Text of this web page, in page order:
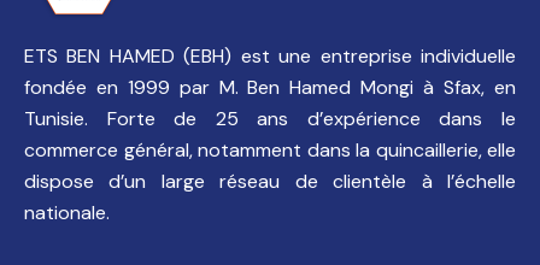
ETS BEN HAMED (EBH) est une entreprise individuelle
fondée en 1999 par M. Ben Hamed Mongi à Sfax, en
Tunisie. Forte de 25 ans d’expérience dans le
commerce général, notamment dans la quincaillerie, elle
dispose d’un large réseau de clientèle à l’échelle
nationale.